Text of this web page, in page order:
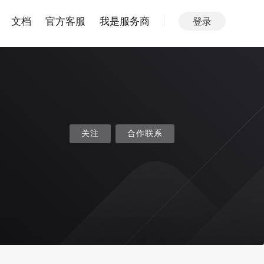
文档 官方客服 我是服务商 登录
关注 合作联系